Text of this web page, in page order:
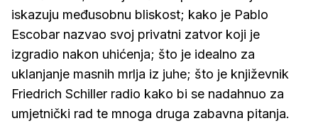
iskazuju međusobnu bliskost; kako je Pablo
Escobar nazvao svoj privatni zatvor koji je
izgradio nakon uhićenja; što je idealno za
uklanjanje masnih mrlja iz juhe; što je književnik
Friedrich Schiller radio kako bi se nadahnuo za
umjetnički rad te mnoga druga zabavna pitanja.